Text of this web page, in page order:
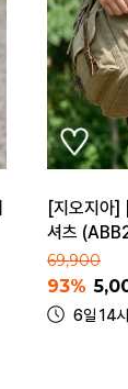
[지오지아]
셔츠
69,900
93%
6일 14